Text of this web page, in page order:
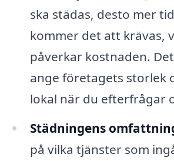
ska städas, desto mer
kommer det att krävas,
påverkar kostnaden.
ange företagets storlek
lokal när du efterfrågar
Städningens
på vilka tjänster som